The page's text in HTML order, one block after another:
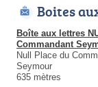
Boites
Boîte aux lettres
Commandant
Null Place du
Seymour
635 mètres